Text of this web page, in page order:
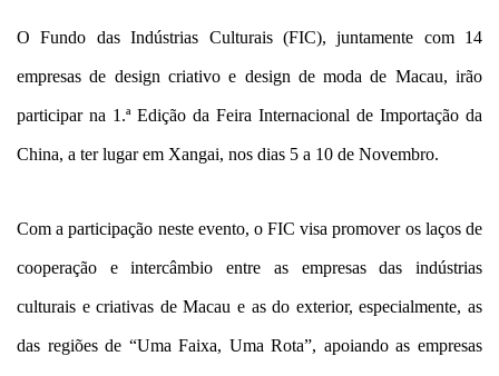
O Fundo das Indústrias Culturais (FIC), juntamente com 14
empresas de design criativo e design de moda de Macau, irão
participar na 1.ª Edição da Feira Internacional de Importação da
China, a ter lugar em Xangai, nos dias 5 a 10 de Novembro.
Com a participação neste evento, o FIC visa promover os laços de
cooperação e intercâmbio entre as empresas das indústrias
culturais e criativas de Macau e as do exterior, especialmente, as
das regiões de “Uma Faixa, Uma Rota”, apoiando as empresas